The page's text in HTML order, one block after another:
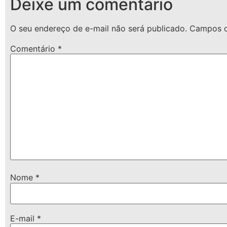
Deixe um comentário
O seu endereço de e-mail não será publicado. Campos
Comentário *
Nome *
E-mail *